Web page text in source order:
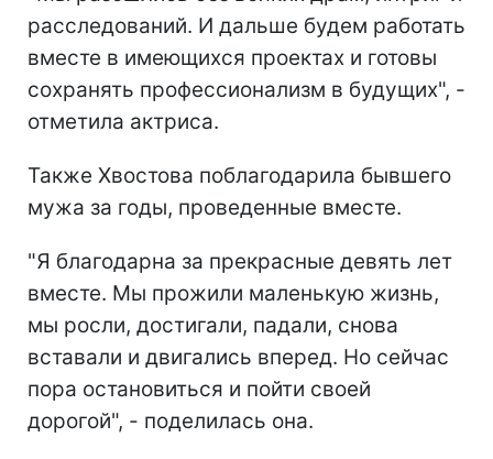
расследований. И дальше будем работать
вместе в имеющихся проектах и готовы
сохранять профессионализм в будущих", -
отметила актриса.
Также Хвостова поблагодарила бывшего
мужа за годы, проведенные вместе.
"Я благодарна за прекрасные девять лет
вместе. Мы прожили маленькую жизнь,
мы росли, достигали, падали, снова
вставали и двигались вперед. Но сейчас
пора остановиться и пойти своей
дорогой", - поделилась она.